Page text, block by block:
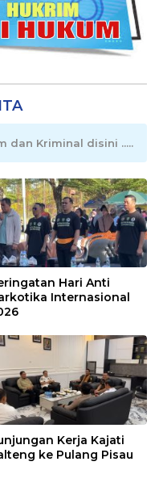
dan Kriminal disini .....
Hari Anti
Internasional
Kerja Kajati
ke Pulang Pisau